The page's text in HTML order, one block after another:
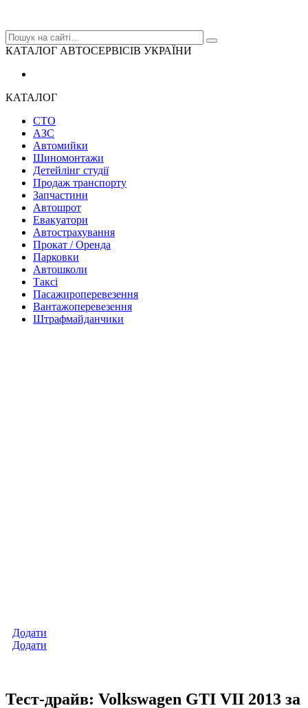
КАТАЛОГ АВТОСЕРВІСІВ УКРАЇНИ
КАТАЛОГ
СТО
АЗС
Автомийки
Шиномонтажи
Детейлінг студії
Продаж транспорту
Запчастини
Автошрот
Евакуатори
Автострахування
Прокат / Оренда
Парковки
Автошколи
Таксі
Пасажироперевезення
Вантажоперевезення
Штрафмайданчики
Додати
Додати
Тест-драйв: Volkswagen GTI VII 2013 за